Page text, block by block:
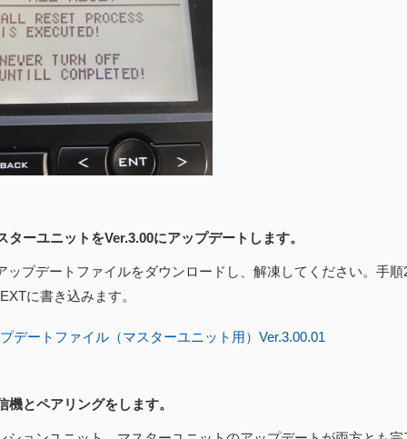
ターユニットをVer.3.00にアップデートします。
ップデートファイルをダウンロードし、解凍してください。手
に書き込みます。
デートファイル（マスターユニット用）Ver.3.00.01
機とペアリングをします。